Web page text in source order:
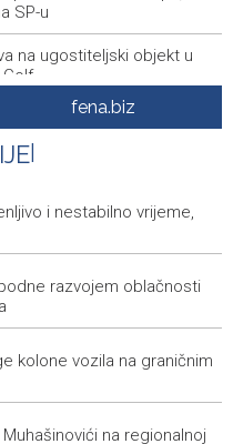
SP-u
na ugostiteljski objekt u
izlagačku sezonu,
Veleža
Saturday, 8 August 2026
ode kući, Memčić se već
Kinoscope and
fena.biz
i nestabilno vrijeme,
razvojem oblačnosti
kolone vozila na graničnim
na regionalnoj